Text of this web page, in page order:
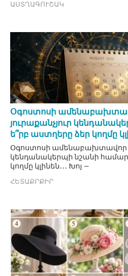
ԱՍՏՂԱԳՈՒՇԱԿ
Օգոստոսի
յուրաքանչյուր
ե՞րբ աստղերը ձեր կողմը
Օգոստոսի ամենաբախտավոր
կենդանակերպի նշանի
կողմը կլինեն․․․ Խոյ —
ՀԵՏԱՔՐՔԻՐ